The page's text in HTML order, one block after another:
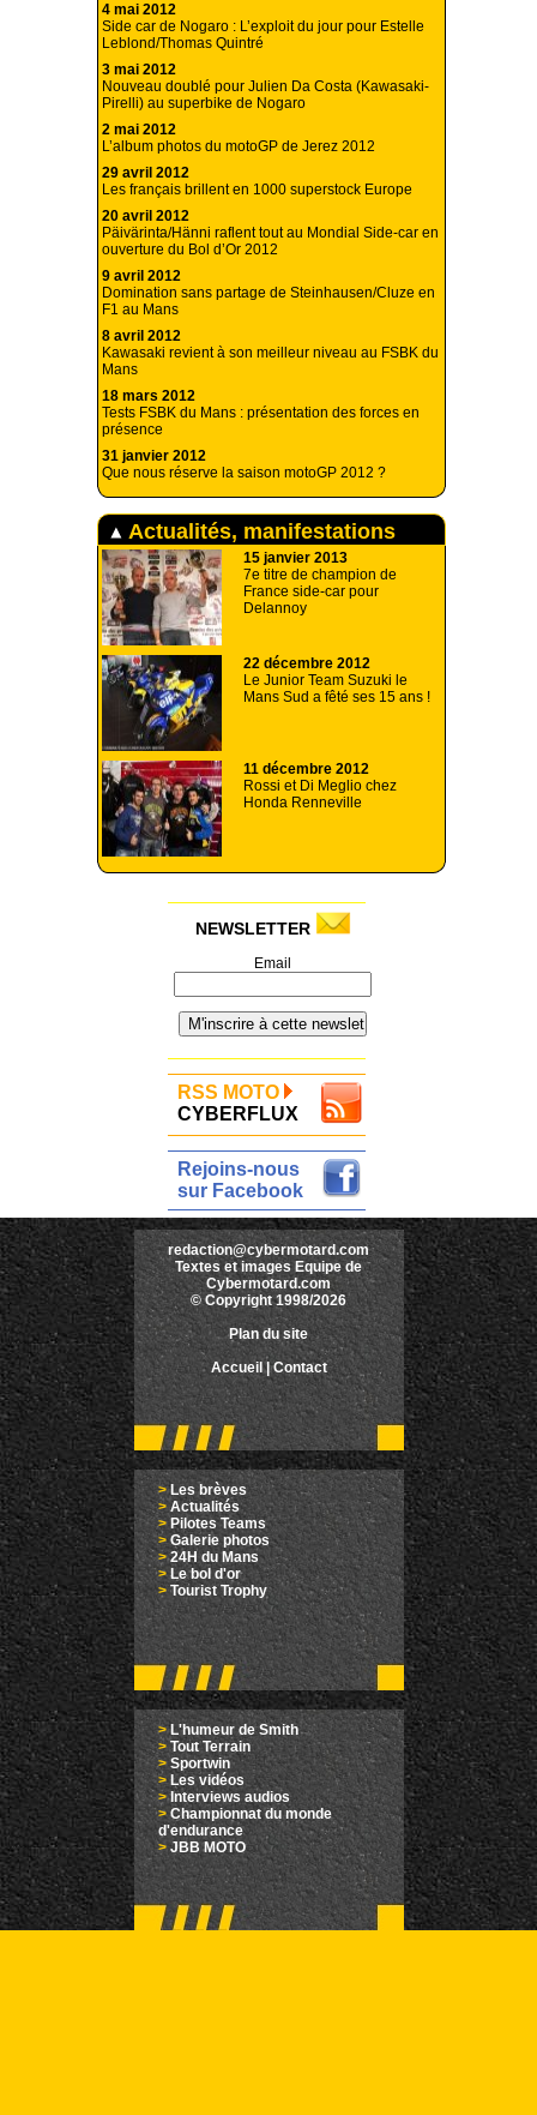
4 mai 2012
Side car de Nogaro : L’exploit du jour pour Estelle
Leblond/Thomas Quintré
3 mai 2012
Nouveau doublé pour Julien Da Costa (Kawasaki-
Pirelli) au superbike de Nogaro
2 mai 2012
L’album photos du motoGP de Jerez 2012
29 avril 2012
Les français brillent en 1000 superstock Europe
20 avril 2012
Päivärinta/Hänni raflent tout au Mondial Side-car en
ouverture du Bol d’Or 2012
9 avril 2012
Domination sans partage de Steinhausen/Cluze en
F1 au Mans
8 avril 2012
Kawasaki revient à son meilleur niveau au FSBK du
Mans
18 mars 2012
Tests FSBK du Mans : présentation des forces en
présence
31 janvier 2012
Que nous réserve la saison motoGP 2012 ?
Actualités, manifestations
15 janvier 2013
7e titre de champion de
France side-car pour
Delannoy
22 décembre 2012
Le Junior Team Suzuki le
Mans Sud a fêté ses 15 ans !
11 décembre 2012
Rossi et Di Meglio chez
Honda Renneville
NEWSLETTER
Email
RSS MOTO
CYBERFLUX
Rejoins-nous
sur Facebook
redaction@cybermotard.com
Textes et images Equipe de
Cybermotard.com
© Copyright 1998/2026
Plan du site
Accueil |Contact
>Les brèves
> Actualités
> Pilotes Teams
>Galerie photos
>24H du Mans
>Le bol d'or
> Tourist Trophy
>L'humeur de Smith
> Tout Terrain
> Sportwin
> Les vidéos
> Interviews audios
>Championnat du monde
d'endurance
> JBB MOTO